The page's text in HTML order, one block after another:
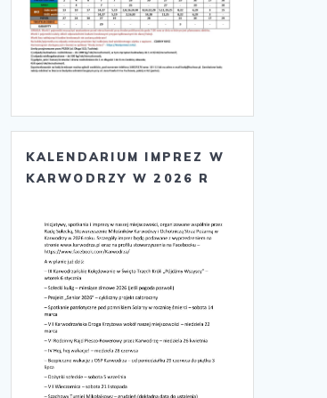
KALENDARIUM IMPREZ W
KARWODRZY W 2026 R